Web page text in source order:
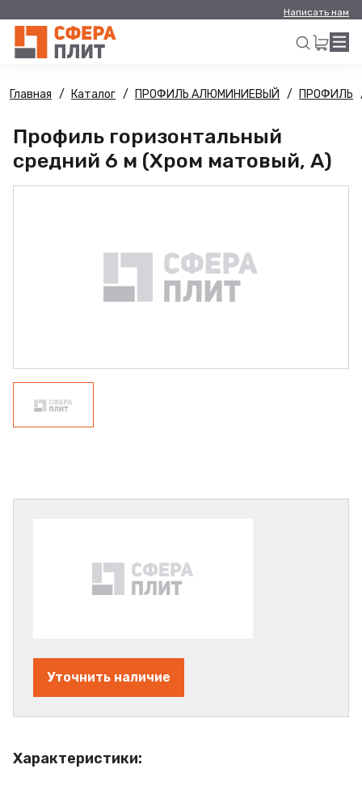
Написать нам
Искать
Главная Каталог ПРОФИЛЬ АЛЮМИНИЕВЫЙ ПРОФИЛЬ
Профиль горизонтальный
средний 6 м (Хром матовый, А)
Характеристики:
Уточнить наличие